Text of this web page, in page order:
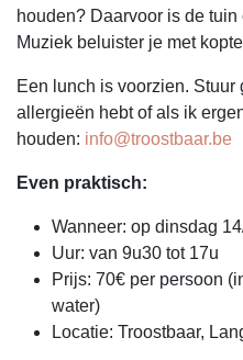
houden? Daarvoor is de
Muziek beluister je met
Een lunch is voorzien.
allergieën hebt of als ik
houden: info@troostbaar.be
Even praktisch:
Wanneer: op dinsdag
Uur: van 9u30 tot 17u
Prijs: 70€ per persoon
water)
Locatie: Troostbaar,